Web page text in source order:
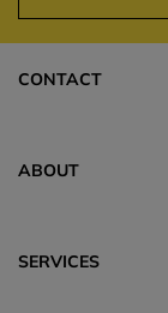
CONTACT
ABOUT
SERVICES